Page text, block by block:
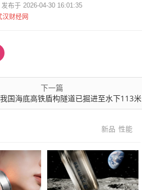
发布于 2026-04-30 16:01:35
汉财经网
下一篇
国海底高铁盾构隧道已掘进至水下113米
新品 性能